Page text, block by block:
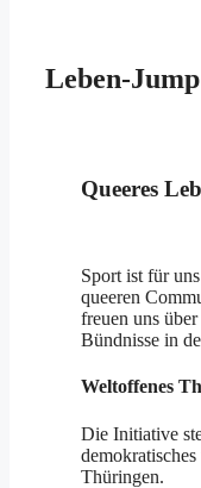
Leben-Jump
Queeres
Sport ist für
queeren
freuen uns
Bündnisse in
Weltoffenes
Die Initiative
Thüringen.